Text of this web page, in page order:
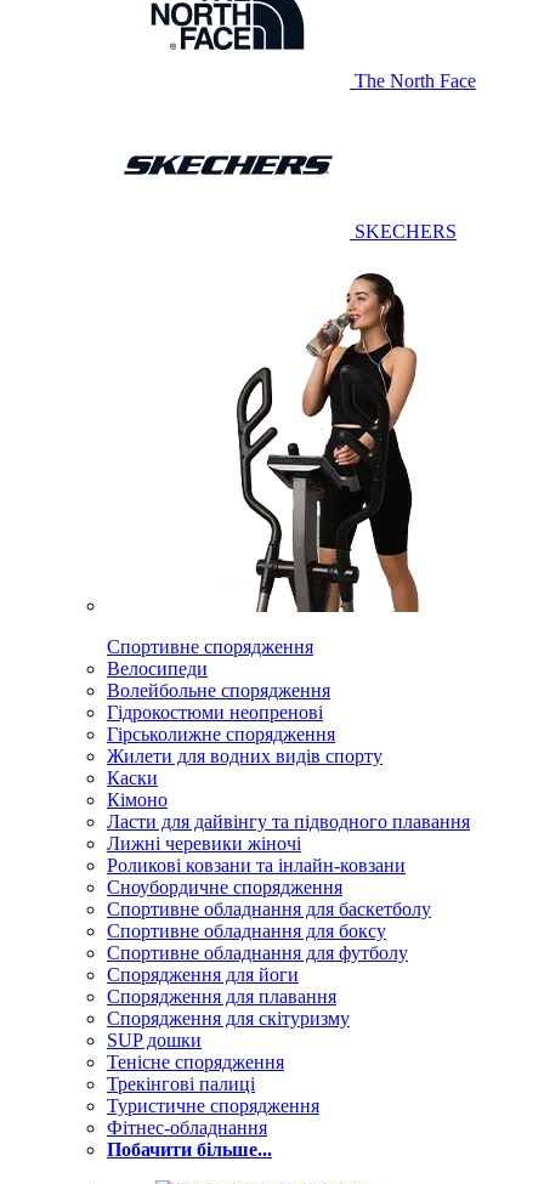
The North Face
SKECHERS
Спортивне спорядження
Велосипеди
Волейбольне спорядження
Гідрокостюми неопренові
Гірськолижне спорядження
Жилети для водних видів спорту
Каски
Кімоно
Ласти для дайвінгу та підводного плавання
Лижні черевики жіночі
Роликові ковзани та інлайн-ковзани
Сноубордичне спорядження
Спортивне обладнання для баскетболу
Спортивне обладнання для боксу
Спортивне обладнання для футболу
Спорядження для йоги
Спорядження для плавання
Спорядження для скітуризму
SUP дошки
Тенісне спорядження
Трекінгові палиці
Туристичне спорядження
Фітнес-обладнання
Побачити більше...